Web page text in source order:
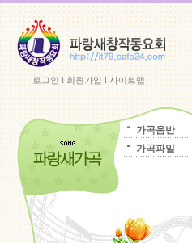
로그인l 회원가입l사이트맵
가곡음반
가곡파일